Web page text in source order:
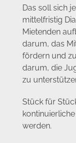
Das soll sich
mittelfristig
Mietenden
darum, das
fördern und
darum, die
zu
Stück für
werden.